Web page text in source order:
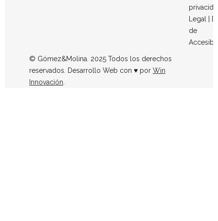
Legal |
de
© Gómez&Molina. 2025 Todos los derechos
reservados. Desarrollo Web con ♥ por Win
Innovación